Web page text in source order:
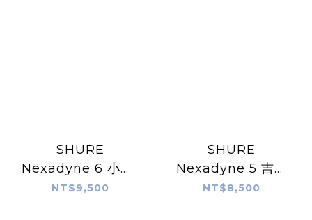
SHURE
Nexadyne 6 小鼓/
筒鼓超心型動圈麥
NT$9,500
SHURE
Nexadyne 5 吉他
音箱超心型動圈麥
NT$8,500